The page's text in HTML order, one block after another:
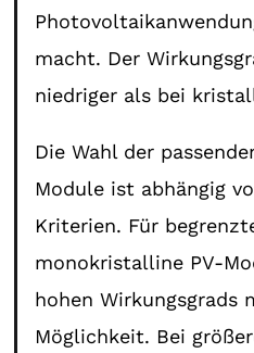
macht. Der
niedriger als bei
Die Wahl der
Module ist abhängig
Kriterien. Für
monokristalline PV-
hohen Wirkungsgrads
Möglichkeit. Bei